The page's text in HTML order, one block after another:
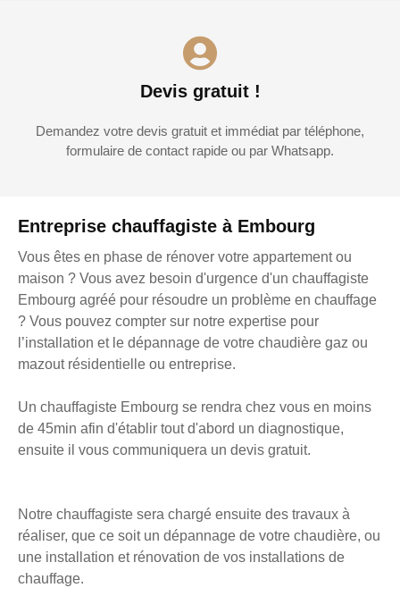
Entreprise chauffagiste à Embourg
Vous êtes en phase de rénover votre appartement ou
maison ? Vous avez besoin d'urgence d'un chauffagiste
Embourg agréé pour résoudre un problème en chauffage
? Vous pouvez compter sur notre expertise pour
l’installation et le dépannage de votre chaudière gaz ou
mazout résidentielle ou entreprise.
Un chauffagiste Embourg se rendra chez vous en moins
de 45min afin d'établir tout d'abord un diagnostique,
ensuite il vous communiquera un devis gratuit.
Notre chauffagiste sera chargé ensuite des travaux à
réaliser, que ce soit un dépannage de votre chaudière, ou
une installation et rénovation de vos installations de
chauffage.
Devis gratuit !
Demandez votre devis gratuit et immédiat par téléphone,
formulaire de contact rapide ou par Whatsapp.